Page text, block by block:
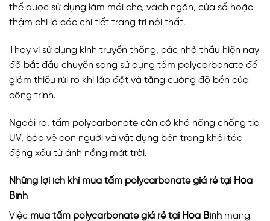
thể được sử dụng làm mái che, vách ngăn, cửa sổ hoặc
thậm chí là các chi tiết trang trí nội thất.
Thay vì sử dụng kính truyền thống, các nhà thầu hiện nay
đã bắt đầu chuyển sang sử dụng tấm polycarbonate để
giảm thiểu rủi ro khi lắp đặt và tăng cường độ bền của
công trình.
Ngoài ra, tấm polycarbonate còn có khả năng chống tia
UV, bảo vệ con người và vật dụng bên trong khỏi tác
động xấu từ ánh nắng mặt trời.
Những lợi ích khi mua tấm polycarbonate giá rẻ tại Hòa
Bình
Việc mua tấm polycarbonate giá rẻ tại Hòa Bình mang